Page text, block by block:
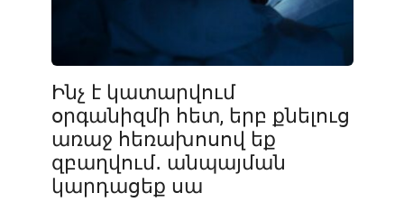
Ինչ է կատարվում
օրգանիզմի հետ, երբ քնելուց
առաջ հեռախոսով եք
զբաղվում․ անպայման
կարդացեք սա